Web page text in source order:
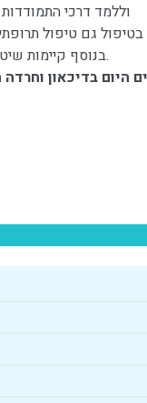
וללמד דרכי
בנוסף קיימות שיטות טיפול בחרדה נוספות, אשר כל מטפל רואה לנכון לבחור בשיטה הראויה.
היום בדיכאון